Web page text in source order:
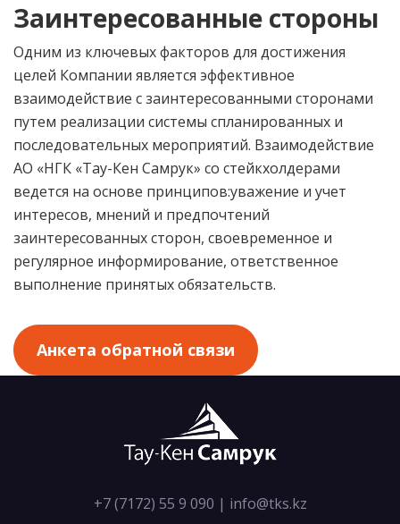
Заинтересованные стороны
Одним из ключевых факторов для достижения
целей Компании является эффективное
взаимодействие с заинтересованными сторонами
путем реализации системы спланированных и
последовательных мероприятий. Взаимодействие
АО «НГК «Тау-Кен Самрук» со стейкхолдерами
ведется на основе принципов:уважение и учет
интересов, мнений и предпочтений
заинтересованных сторон, своевременное и
регулярное информирование, ответственное
выполнение принятых обязательств.
Анкета обратной связи
+7 (7172) 55 9 090 | info@tks.kz